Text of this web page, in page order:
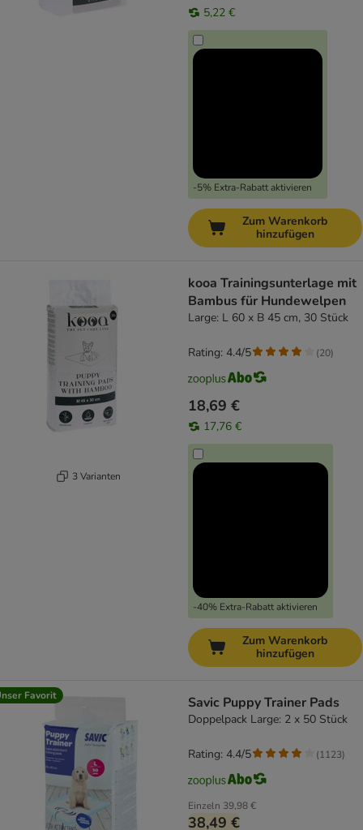
5,22 €
-5% Extra-Rabatt aktivieren
Zum Warenkorb
hinzufügen
3 Varianten
kooa Trainingsunterlage mit
Bambus für Hundewelpen
Large: L 60 x B 45 cm, 30 Stück
18,69 €
17,76 €
-40% Extra-Rabatt aktivieren
Rating: 4.4/5 (20)
Zum Warenkorb
hinzufügen
Favorit Savic Puppy Trainer Pads
Doppelpack Large: 2 x 50 Stück
Einzeln 39,98 €
38,49 €
Rating: 4.4/5 (1123)